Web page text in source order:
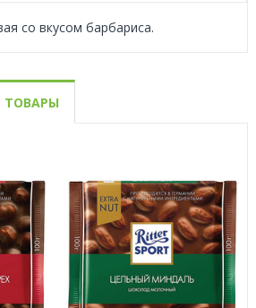
со вкусом барбариса.
ТОВАРЫ